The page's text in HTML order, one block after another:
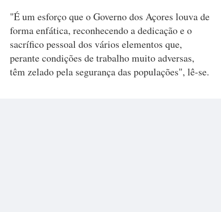
"É um esforço que o Governo dos Açores louva de
forma enfática, reconhecendo a dedicação e o
sacrífico pessoal dos vários elementos que,
perante condições de trabalho muito adversas,
têm zelado pela segurança das populações", lê-se.